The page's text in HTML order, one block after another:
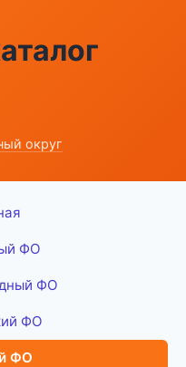
округ
ФО
ФО
ФО
ФО